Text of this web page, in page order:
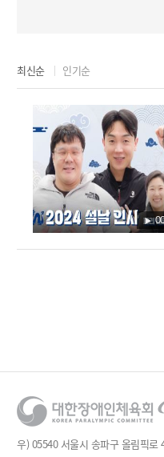
최신순 인기순
우) 05540 서울시 송파구 올림픽